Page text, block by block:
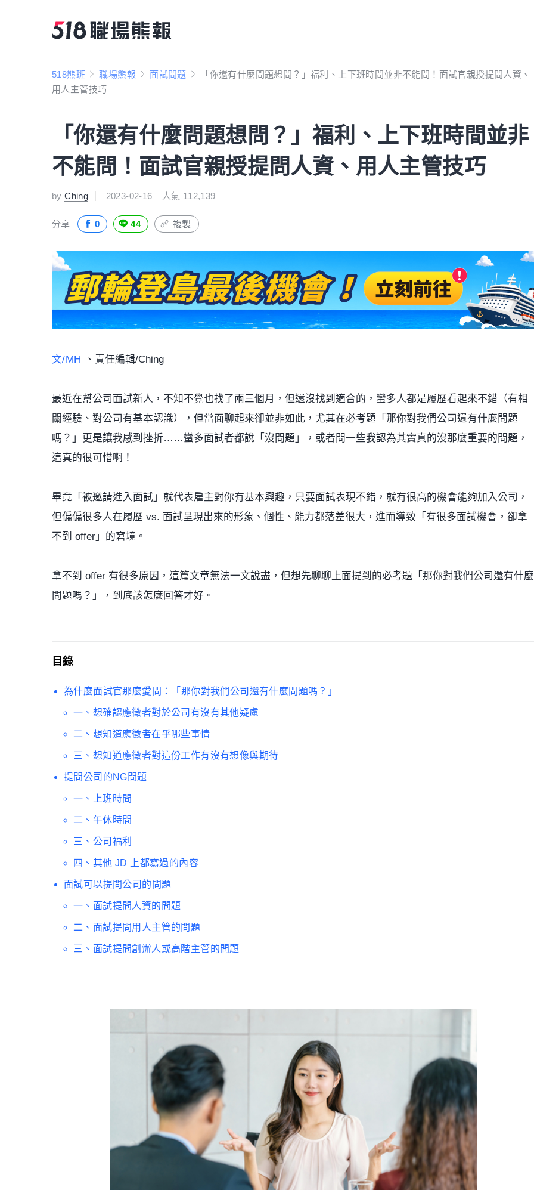
518熊班 職場熊報 面試問題
「你還有什麼問題想問？」福利、上下班時間並非不能問！面試官親授提問人資、
用人主管技巧
「你還有什麼問題想問？」福利、上下班時間並非
不能問！面試官親授提問人資、用人主管技巧
byChing 2023-02-16 人氣 112,139
分享 0 44 複製
文/MH 、責任編輯/Ching
最近在幫公司面試新人，不知不覺也找了兩三個月，但還沒找到適合的，蠻多人都是履歷看起來不錯（有相
關經驗、對公司有基本認識），但當面聊起來卻並非如此，尤其在必考題「那你對我們公司還有什麼問題
嗎？」更是讓我感到挫折……蠻多面試者都說「沒問題」，或者問一些我認為其實真的沒那麼重要的問題，
這真的很可惜啊！
畢竟「被邀請進入面試」就代表雇主對你有基本興趣，只要面試表現不錯，就有很高的機會能夠加入公司，
但偏偏很多人在履歷 vs. 面試呈現出來的形象、個性、能力都落差很大，進而導致「有很多面試機會，卻拿
不到 offer」的窘境。
拿不到 offer 有很多原因，這篇文章無法一文說盡，但想先聊聊上面提到的必考題「那你對我們公司還有什麼
問題嗎？」，到底該怎麼回答才好。
目錄
為什麼面試官那麼愛問：「那你對我們公司還有什麼問題嗎？」
一、想確認應徵者對於公司有沒有其他疑慮
二、想知道應徵者在乎哪些事情
三、想知道應徵者對這份工作有沒有想像與期待
提問公司的NG問題
一、上班時間
二、午休時間
三、公司福利
四、其他 JD 上都寫過的內容
面試可以提問公司的問題
一、面試提問人資的問題
二、面試提問用人主管的問題
三、面試提問創辦人或高階主管的問題